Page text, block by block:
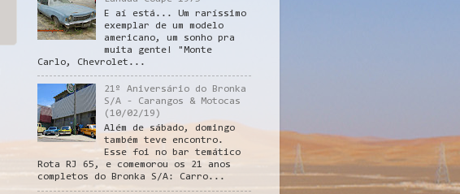
E aí está... Um raríssimo
exemplar de um modelo
americano, um sonho pra
muita gente! "Monte
Carlo, Chevrolet...
21º Aniversário do Bronka
S/A - Carangos & Motocas
(10/02/19)
Além de sábado, domingo
também teve encontro.
Esse foi no bar temático
Rota RJ 65, e comemorou os 21 anos
completos do Bronka S/A: Carro...